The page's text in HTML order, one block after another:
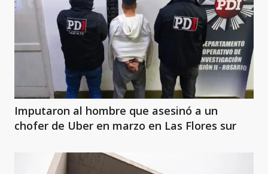
Imputaron al hombre que asesinó a un
chofer de Uber en marzo en Las Flores sur